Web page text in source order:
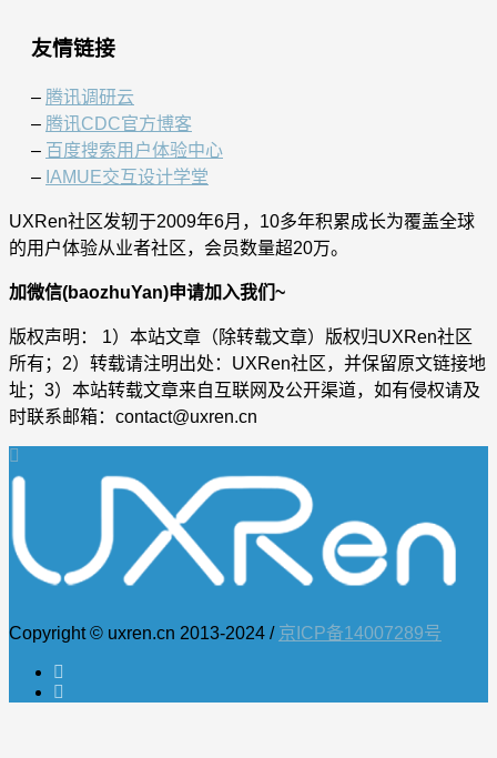
友情链接
– 腾讯调研云
– 腾讯CDC官方博客
– 百度搜索用户体验中心
– IAMUE交互设计学堂
UXRen社区发轫于2009年6月，10多年积累成长为覆盖全球
的用户体验从业者社区，会员数量超20万。
加微信(baozhuYan)申请加入我们~
版权声明： 1）本站文章（除转载文章）版权归UXRen社区
所有；2）转载请注明出处：UXRen社区，并保留原文链接地
址；3）本站转载文章来自互联网及公开渠道，如有侵权请及
时联系邮箱：contact@uxren.cn
Copyright © uxren.cn 2013-2024 / 京ICP备14007289号